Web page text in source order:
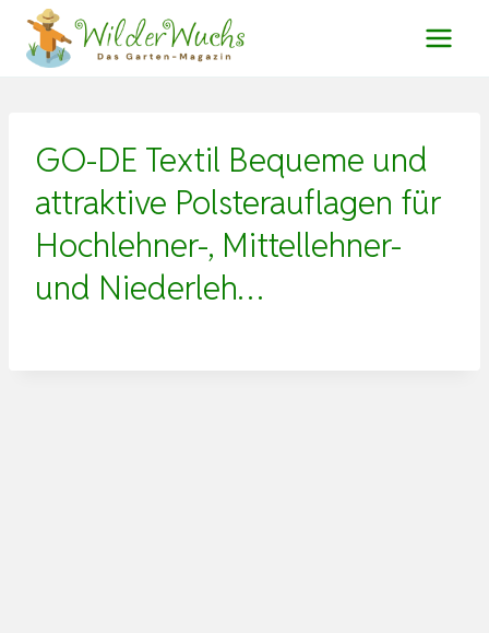
Zum
Inhalt
GO-DE Textil Bequeme und
attraktive Polsterauflagen für
Hochlehner-, Mittellehner-
und Niederleh…